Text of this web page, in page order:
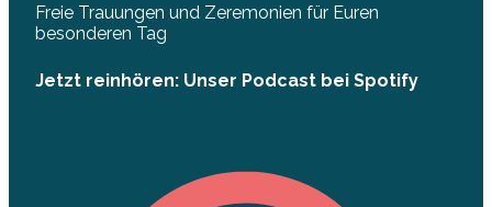
Freie Trauungen und Zeremonien für Euren
besonderen Tag
Jetzt reinhören: Unser Podcast bei Spotify